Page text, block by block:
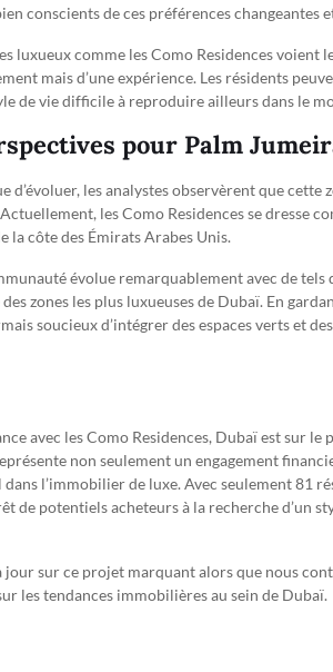
conscients de ces préférences changeantes
luxueux comme les Como Residences
mais d’une expérience. Les résidents
de vie difficile à reproduire ailleurs dans le
pour Palm
d’évoluer, les analystes observèrent que
les Como Residences se dresse
la côte des Émirats Arabes Unis.
évolue remarquablement avec de
zones les plus luxueuses de Dubaï. En
soucieux d’intégrer des espaces verts et
avec les Como Residences, Dubaï est sur
non seulement un engagement
l’immobilier de luxe. Avec seulement 81
de potentiels acheteurs à la recherche d’un
jour sur ce projet marquant alors que nous
les tendances immobilières au sein de Dubaï.